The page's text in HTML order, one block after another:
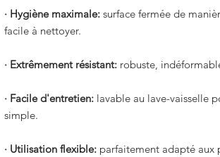
· Hygiène maximale: surface fermée de
facile à nettoyer.
· Extrêmement résistant: robuste,
· Facile d'entretien: lavable au lave-vaisselle
simple.
· Utilisation flexible: parfaitement adapté aux